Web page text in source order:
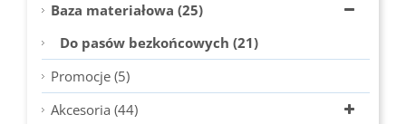
Baza materiałowa (25)
Do pasów bezkońcowych (21)
Promocje (5)
Akcesoria (44)